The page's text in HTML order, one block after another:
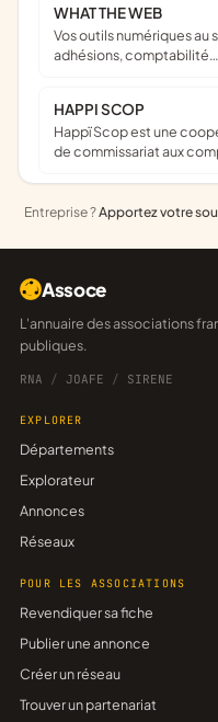
WHAT THE WEB
Vos outils numériques au service de votre mission : site web,
adhésions, comptabilité…
HAPPI SCOP
Happï Scop est une coopérative d’expertise comptable &
de commissariat aux
Entreprise ?Apportez votre
Assoce
L'annuaire des associations françaises, construit sur les données
publiques.
RNA / JOAFE / SIRENE
EXPLORER
Départements
Explorateur
Annonces
Réseaux
POUR LES ASSOCIATIONS
Revendiquer sa fiche
Publier une annonce
Créer un réseau
Trouver un partenariat